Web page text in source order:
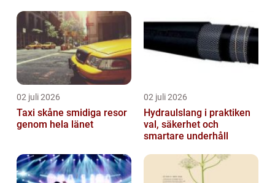
02 juli 2026
Taxi skåne smidiga resor
genom hela länet
02 juli 2026
Hydraulslang i praktiken
val, säkerhet och
smartare underhåll